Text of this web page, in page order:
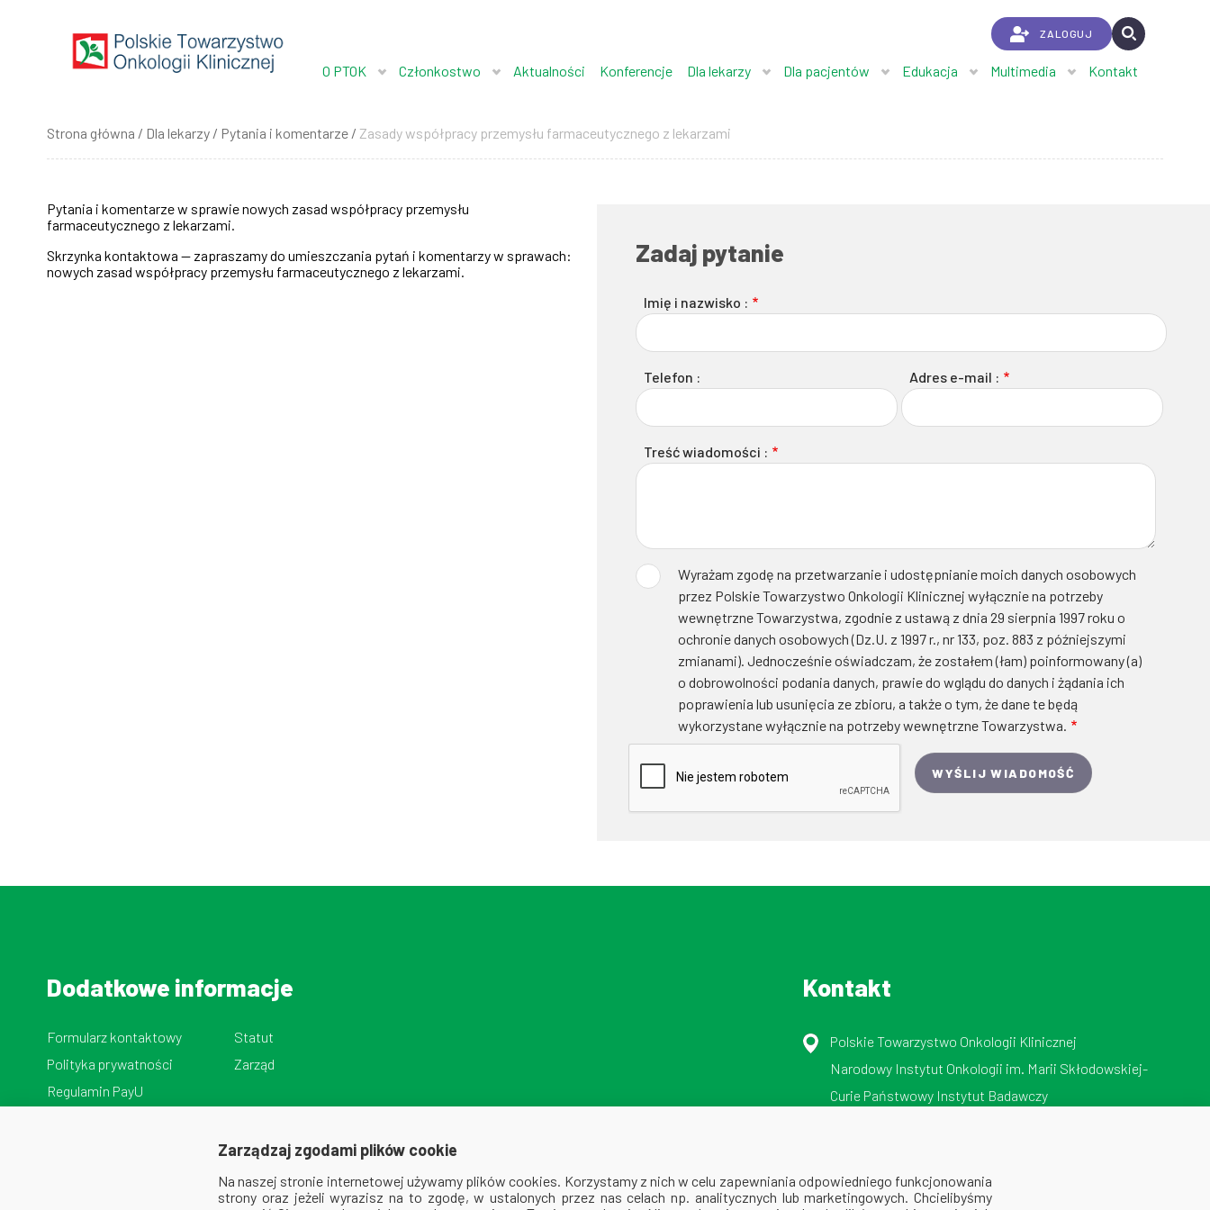
ZALOGUJ
O PTOK Członkostwo Aktualności Konferencje Dla lekarzy Dla pacjentów Edukacja Multimedia Kontakt
Ścieżka
nawigacyjna
Strona główna Dla lekarzy Pytania i komentarze Zasady współpracy przemysłu farmaceutycznego z lekarzami
Pytania i komentarze w sprawie nowych zasad współpracy przemysłu
farmaceutycznego z lekarzami.
Skrzynka kontaktowa — zapraszamy do umieszczania pytań i komentarzy w sprawach:
nowych zasad współpracy przemysłu farmaceutycznego z lekarzami.
Zadaj pytanie
Imię i nazwisko :
Telefon : Adres e-mail :
Treść wiadomości :
Wyrażam zgodę na przetwarzanie i udostępnianie moich danych osobowych
przez Polskie Towarzystwo Onkologii Klinicznej wyłącznie na potrzeby
wewnętrzne Towarzystwa, zgodnie z ustawą z dnia 29 sierpnia 1997 roku o
ochronie danych osobowych (Dz.U. z 1997 r., nr 133, poz. 883 z późniejszymi
zmianami). Jednocześnie oświadczam, że zostałem (łam) poinformowany (a)
o dobrowolności podania danych, prawie do wglądu do danych i żądania ich
poprawienia lub usunięcia ze zbioru, a także o tym, że dane te będą
wykorzystane wyłącznie na potrzeby wewnętrzne Towarzystwa.
Dodatkowe informacje
Formularz kontaktowy
Polityka prywatności
Regulamin PayU
Statut
Zarząd
Kontakt
Polskie Towarzystwo Onkologii Klinicznej
Narodowy Instytut Onkologii im. Marii Skłodowskiej-
Curie Państwowy Instytut Badawczy
Zarządzaj zgodami plików cookie
Na naszej stronie internetowej używamy plików cookies. Korzystamy z nich w celu zapewniania odpowiedniego funkcjonowania
strony oraz jeżeli wyrazisz na to zgodę, w ustalonych przez nas celach np. analitycznych lub marketingowych. Chcielibyśmy